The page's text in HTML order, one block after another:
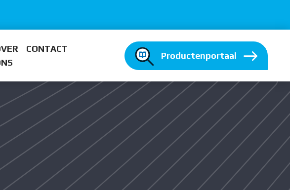
CONTACT
Productenportaal